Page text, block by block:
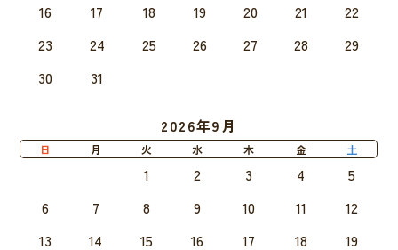
16
17 18 19 20 21
22
23
24 25 26 27 28
29
30
31
2026年9月
日 月 火 水 木 金 土
1 2 3 4
5
6
7 8 9 10 11
12
13
14 15 16 17 18 19